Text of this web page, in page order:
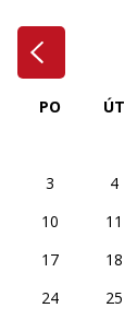
PO ÚT
3
4
10
11
17
18
24
25